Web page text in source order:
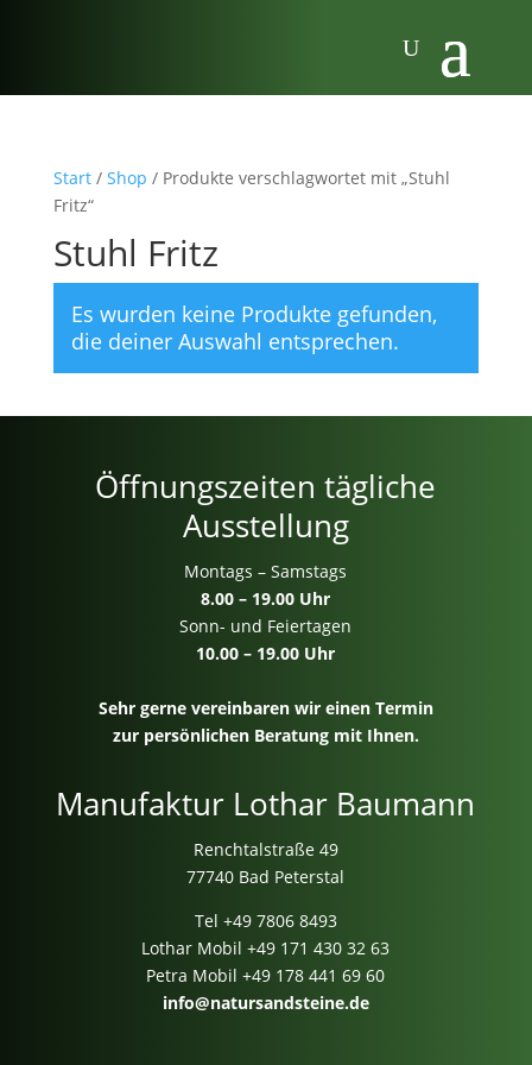
Start/ Shop / Produkte verschlagwortet mit „Stuhl
Fritz“
Stuhl Fritz
Es wurden keine Produkte gefunden,
die deiner Auswahl entsprechen.
Öffnungszeiten tägliche
Ausstellung
Montags – Samstags
8.00 – 19.00 Uhr
Sonn- und Feiertagen
10.00 – 19.00 Uhr
Sehr gerne vereinbaren wir einen Termin
zur persönlichen Beratung mit Ihnen.
Manufaktur Lothar Baumann
Renchtalstraße 49
77740 Bad Peterstal
Tel +49 7806 8493
Lothar Mobil+49 171 430 32 63
Petra Mobil+49 178 441 69 60
info@natursandsteine.de